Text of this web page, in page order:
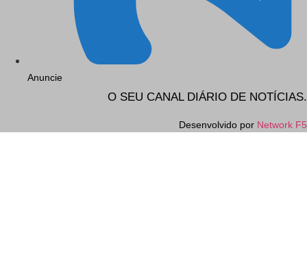
Anuncie
O SEU CANAL DIÁRIO DE NOTÍCIAS.
Desenvolvido por Network F5